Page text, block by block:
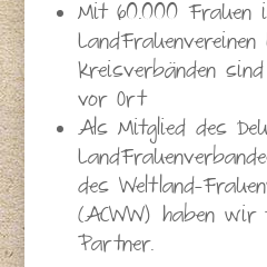
Mit 60.000 Frauen
Kreisverbänden
vor Ort
Als Mitglied des
des Weltland-
(ACWW) haben
Partner.